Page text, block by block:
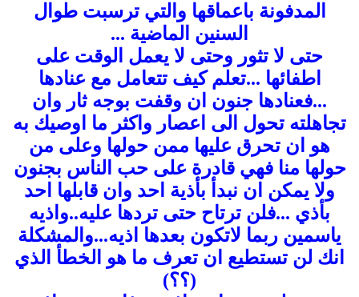
المدفونة باعماقها والتي ترسبت طوال
السنين الماضية ...
حتى لا تثور وحتى لا يعمل الوقت على
اطفائها ...تعلم كيف تتعامل مع عنادها
...فعنادها جنون ان وقفت بوجه ثار وان
تجاهلته تحول الى اعصار واكثر ما اوصيك به
هو ان تحرق عليها ممن حولها وعلى من
حولها منا فهي قادرة على حب الناس بجنون
ولا يمكن ان نبدأ بأذية احد وان قابلها احد
بأذي ...فلن ترتاح حتى تردها عليه..واذيه
ياسمين ربما لاتكون بعدها اذيه...والمشكلة
انك لن تستطيع ان تعرف ما هو الخطأ الذي
(؟؟)